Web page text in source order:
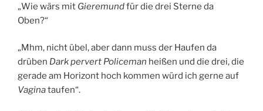
„Wie wärs mit Gieremundfür die drei Sterne da
Oben?“
„Mhm, nicht übel, aber dann muss der Haufen da
drüben Dark pervert Policeman heißen und die drei, die
gerade am Horizont hoch kommen würd ich gerne auf
Vaginataufen“.